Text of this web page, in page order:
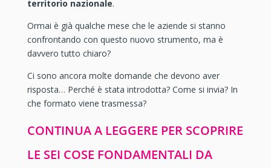
territorio nazionale.
Ormai è già qualche mese che le aziende si stanno
confrontando con questo nuovo strumento, ma è
davvero tutto chiaro?
Ci sono ancora molte domande che devono aver
risposta… Perché è stata introdotta? Come si invia? In
che formato viene trasmessa?
CONTINUA A LEGGERE PER SCOPRIRE
LE SEI COSE FONDAMENTALI DA